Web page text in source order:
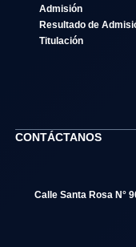
Admisión
Resultado de
Titulación
CONTÁCTANOS
Calle Santa Rosa N°